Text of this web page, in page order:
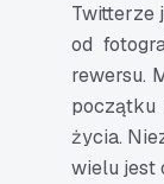
Twitterze
od
rewersu.
początku
życia.
wielu jest